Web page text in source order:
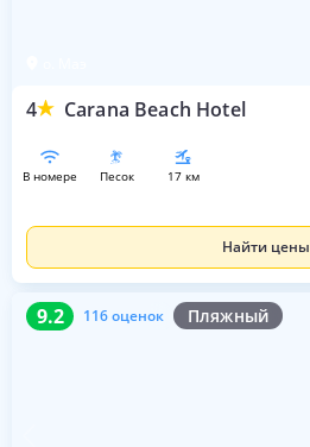
4 Carana Beach Hotel
в номере песок 17 км
Найти цены
9.2 116 оценок Пляжный
9.2 116 оценок